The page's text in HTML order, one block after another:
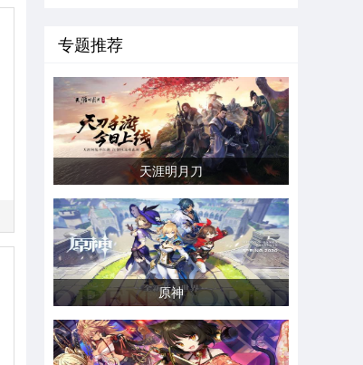
专题推荐
天涯明月刀
原神